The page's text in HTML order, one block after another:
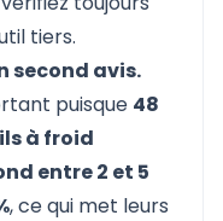
tiers.
second avis.
puisque 48
à froid
entre 2 et 5
, ce qui met leurs